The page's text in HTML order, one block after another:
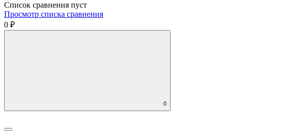
Список сравнения пуст
Просмотр списка сравнения
0 ₽
0